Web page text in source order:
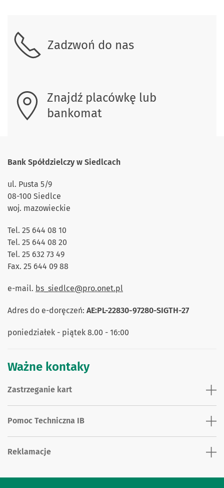
Zadzwoń do nas
Znajdź placówkę lub
bankomat
Bank Spółdzielczy w Siedlcach
ul. Pusta 5/9
08-100 Siedlce
woj. mazowieckie
Tel. 25 644 08 10
Tel. 25 644 08 20
Tel. 25 632 73 49
Fax. 25 644 09 88
e-mail. bs_siedlce@pro.onet.pl
Adres do e-doręczeń: AE:PL-22830-97280-SIGTH-27
poniedziałek - piątek 8.00 - 16:00
Ważne kontaky
Zastrzeganie kart
Pomoc Techniczna IB
Reklamacje